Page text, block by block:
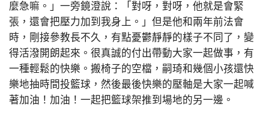
麼急嘛。」一旁鏡澄說：「對呀，對呀，他就是會緊
張，還會把壓力加到我身上。」但是他和兩年前法會
時，剛接參教長不久，有點憂鬱靜靜的樣子不同了，變
得活潑開朗起來。很真誠的付出帶動大家一起做事，有
一種輕鬆的快樂。搬椅子的空檔，嗣琦和幾個小孩還快
樂地抽時間投籃球，然後最後快樂的壓軸是大家一起喊
著加油！加油！一起把籃球架推到場地的另一邊。